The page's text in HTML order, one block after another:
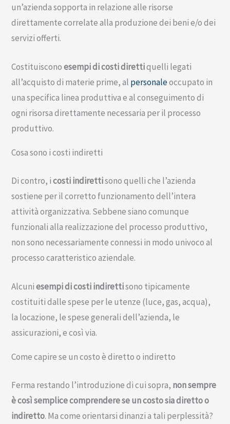
un’azienda sopporta in relazione alle risorse
direttamente correlate alla produzione dei beni e/o dei
servizi offerti.
Costituisconoesempi di costi direttiquelli legati
all’acquisto di materie prime, al personaleoccupato in
una specifica linea produttiva e al conseguimento di
ogni risorsa direttamente necessaria per il processo
produttivo.
Cosa sono i costi indiretti
Di contro, icosti indirettisono quelli che l’azienda
sostiene per il corretto funzionamento dell’intera
attività organizzativa. Sebbene siano comunque
funzionali alla realizzazione del processo produttivo,
non sono necessariamente connessi in modo univoco al
processo caratteristico aziendale.
Alcuniesempi di costi indirettisono tipicamente
costituiti dalle spese per le utenze (luce, gas, acqua),
la locazione, le spese generali dell’azienda, le
assicurazioni, e così via.
Come capire se un costo è diretto o indiretto
Ferma restando l’introduzione di cui sopra, non sempre
è così semplice comprendere se un costo sia diretto o
indiretto. Ma come orientarsi dinanzi a tali perplessità?